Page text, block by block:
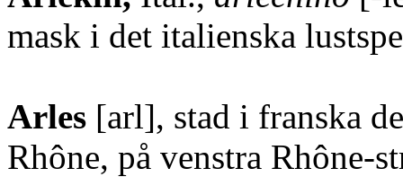
mask i det italienska
Arles [arl], stad i franska
Rhône, på venstra Rhône-